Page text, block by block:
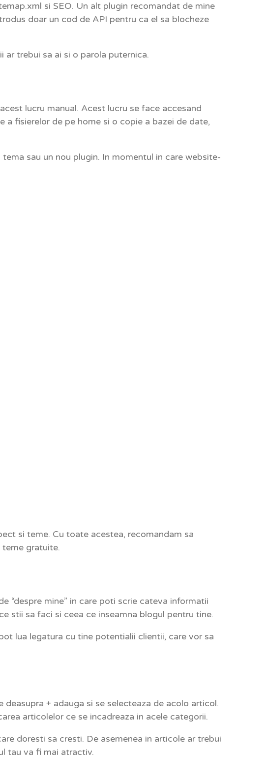
si SEO. Un alt plugin recomandat de mine
doar un cod de API pentru ca el sa blocheze
ar trebui sa ai si o parola puternica.
lucru manual. Acest lucru se face accesand
a fisierelor de pe home si o copie a bazei de date,
sau un nou plugin. In momentul in care website-
si teme. Cu toate acestea, recomandam sa
gratuite.
“despre mine” in care poti scrie cateva informatii
stii sa faci si ceea ce inseamna blogul pentru tine.
lua legatura cu tine potentialii clientii, care vor sa
+ adauga si se selecteaza de acolo articol.
articolelor ce se incadreaza in acele categorii.
doresti sa cresti. De asemenea in articole ar trebui
tau va fi mai atractiv.